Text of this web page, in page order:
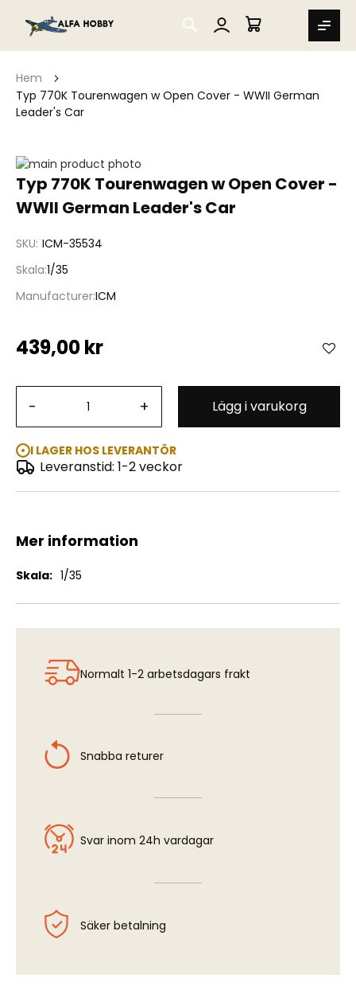
SEARCH
MIN VARUKORG
Hem
Typ 770K Tourenwagen w Open Cover - WWII German
Leader's Car
Typ 770K Tourenwagen w Open Cover -
WWII German Leader's Car
SKU ICM-35534
Skala 1/35
ManufacturerICM
439,00 kr
- + Lägg i varukorg
I LAGER HOS LEVERANTÖR
Leveranstid: 1-2 veckor
Hoppa
till
slutet
av
Typ 770K Tourenwagen w Open Cover - WWII German
Hoppa
början
bildgalleriet
Mer information
Mer
1/35
Normalt 1-2 arbetsdagars frakt
Snabba returer
Svar inom 24h vardagar
Säker betalning